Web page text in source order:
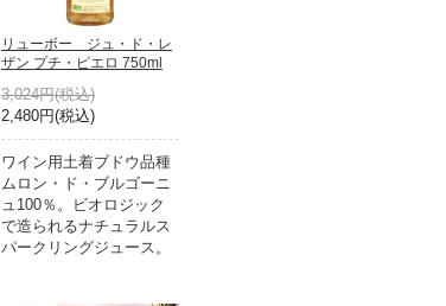
リューボー ジュ・ド・レ
ザン プチ・ピエロ 750ml
3,024円(税込)
2,480円(税込)
ワイン用土着ブドウ品種
ムロン・ド・ブルゴーニ
ュ100％。ビオロジック
で造られるナチュラルス
パークリングジュース。